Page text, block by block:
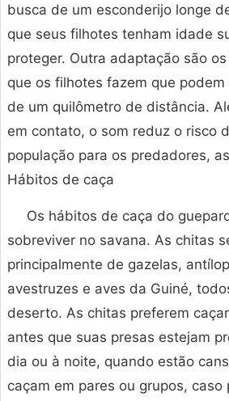
busca de um esconderijo longe
que seus filhotes tenham idade
proteger. Outra adaptação são
que os filhotes fazem que
de um quilômetro de distância.
em contato, o som reduz o risco
população para os predadores,
Hábitos de caça
Os hábitos de caça do
sobreviver no savana. As chitas
principalmente de gazelas,
avestruzes e aves da Guiné,
deserto. As chitas preferem
antes que suas presas estejam
dia ou à noite, quando estão
caçam em pares ou grupos,